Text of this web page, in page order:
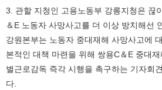
3. 관할 지청인 고용노동부 강릉지청은 끊
＆E 노동자 사망사고를 더 이상 방치해선
강원본부는 노동자 중대재해 사망사고에
본적인 대책 마련을 위해 쌍용C＆E 중대
별근로감독 즉각 시행을 촉구하는 기자회
다.